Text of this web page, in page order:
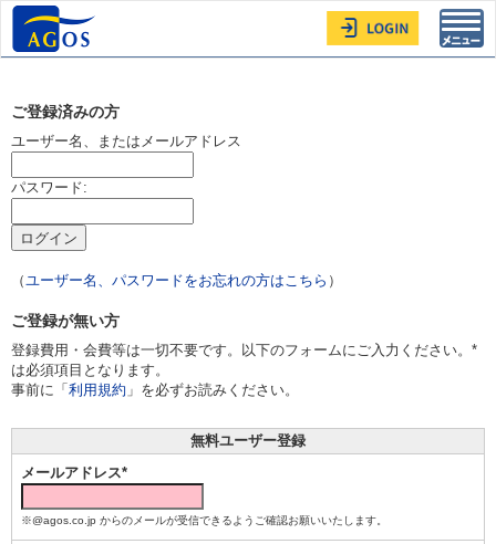
ご登録済みの方
ユーザー名、またはメールアドレス
パスワード:
（ユーザー名、パスワードをお忘れの方はこちら ）
ご登録が無い方
登録費用・会費等は一切不要です。以下のフォームにご入力ください。*
は必須項目となります。
事前に「 利用規約 」を必ずお読みください。
無料ユーザー登録
メールアドレス*
※@agos.co.jp からのメールが受信できるようご確認お願いいたします。